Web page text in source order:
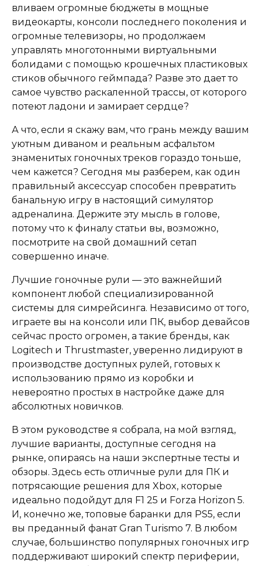
вливаем огромные бюджеты в мощные
видеокарты, консоли последнего поколения и
огромные телевизоры, но продолжаем
управлять многотонными виртуальными
болидами с помощью крошечных пластиковых
стиков обычного геймпада? Разве это дает то
самое чувство раскаленной трассы, от которого
потеют ладони и замирает сердце?
А что, если я скажу вам, что грань между вашим
уютным диваном и реальным асфальтом
знаменитых гоночных треков гораздо тоньше,
чем кажется? Сегодня мы разберем, как один
правильный аксессуар способен превратить
банальную игру в настоящий симулятор
адреналина. Держите эту мысль в голове,
потому что к финалу статьи вы, возможно,
посмотрите на свой домашний сетап
совершенно иначе.
Лучшие гоночные рули — это важнейший
компонент любой специализированной
системы для симрейсинга. Независимо от того,
играете вы на консоли или ПК, выбор девайсов
сейчас просто огромен, а такие бренды, как
Logitech и Thrustmaster, уверенно лидируют в
производстве доступных рулей, готовых к
использованию прямо из коробки и
невероятно простых в настройке даже для
абсолютных новичков.
В этом руководстве я собрала, на мой взгляд,
лучшие варианты, доступные сегодня на
рынке, опираясь на наши экспертные тесты и
обзоры. Здесь есть отличные рули для ПК и
потрясающие решения для Xbox, которые
идеально подойдут для F1 25 и Forza Horizon 5.
И, конечно же, топовые баранки для PS5, если
вы преданный фанат Gran Turismo 7. В любом
случае, большинство популярных гоночных игр
поддерживают широкий спектр периферии,